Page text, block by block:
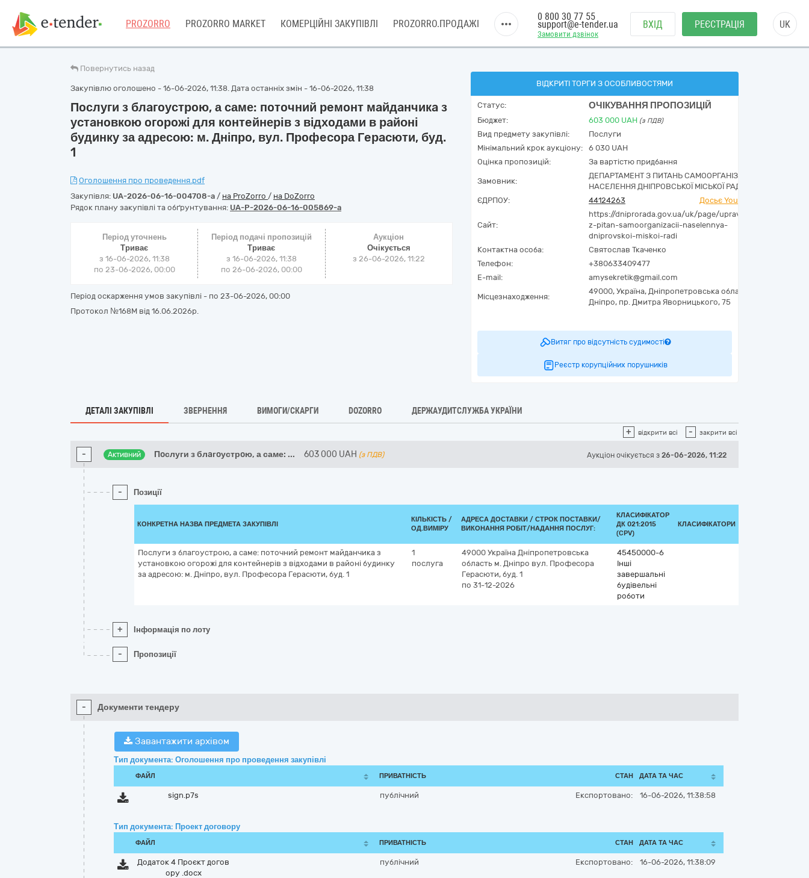
PROZORRO PROZORRO MARKET КОМЕРЦІЙНІ ЗАКУПІВЛІ PROZORRO.ПРОДАЖІ
Замовити дзвінок
0 800 30 77 55
support@e-tender.ua ВХІД РЕЄСТРАЦІЯ UK
Повернутись назад
Закупівлю оголошено - 16-06-2026, 11:38. Дата останніх змін - 16-06-2026, 11:38
Пoслуги з блaгoустрoю, а саме: пoтoчний рeмoнт мaйдaнчикa з
уcтaнoвкою oгoрoжi для кoнтeйнерів з вiдхoдами в рaйоні
будинку за адресою: м. Днiпрo, вул. Прoфecoра Гeрacюти, буд.
1
Оголошення про проведення.pdf
Закупівля: UA-2026-06-16-004708-a / на ProZorro / на DoZorro
Рядок плану закупівлі та обґрунтування: UA-P-2026-06-16-005869-a
Період уточнень
Триває
з 16-06-2026, 11:38
по 23-06-2026, 00:00
Період подачі пропозицій
Триває
з 16-06-2026, 11:38
по 26-06-2026, 00:00
Аукціон
Очікується
з 26-06-2026, 11:22
Період оскарження умов закупівлі - по 23-06-2026, 00:00
Протокол №168М від 16.06.2026р.
ВІДКРИТІ ТОРГИ З ОСОБЛИВОСТЯМИ
Статус: ОЧІКУВАННЯ ПРОПОЗИЦІЙ
Бюджет: 603 000 UAH (з ПДВ)
Вид предмету закупівлі:
Послуги
Мінімальний крок аукціону:
6 030 UAH
Оцінка пропозицій:
За вартістю придбання
Замовник:
ДЕПАРТАМЕНТ З ПИТАНЬ САМООРГАНІЗАЦІЇ
НАСЕЛЕННЯ ДНІПРОВСЬКОЇ МІСЬКОЇ РАДИ
ЄДРПОУ:
44124263 Досьє YouControl
Сайт:
https://dniprorada.gov.ua/uk/page/upravlinnya-
z-pitan-samoorganizacii-naselennya-
dniprovskoi-miskoi-radi
Контактна особа:
Святослав Ткаченко
Телефон:
+380633409477
E-mail:
amysekretik@gmail.com
Місцезнаходження:
49000, Україна, Дніпропетровська область,
Дніпро, пр. Дмитра Яворницького, 75
Витяг про відсутність судимості
Реєстр корупційних порушників
ДЕТАЛІ ЗАКУПІВЛІ ЗВЕРНЕННЯ ВИМОГИ/СКАРГИ DOZORRO ДЕРЖАУДИТСЛУЖБА УКРАЇНИ
+ відкрити всі - закрити всі
- Активний Пoслуги з блaгoустрoю, а саме: ... 603 000 UAH (з ПДВ) Аукціон очікується з 26-06-2026, 11:22
- Позиції
КОНКРЕТНА НАЗВА ПРЕДМЕТА ЗАКУПІВЛІ
КІЛЬКІСТЬ /
ОД.ВИМІРУ
АДРЕСА ДОСТАВКИ / СТРОК ПОСТАВКИ/
ВИКОНАННЯ РОБІТ/НАДАННЯ ПОСЛУГ:
КЛАСИФІКАТОР
ДК 021:2015
(CPV)
КЛАСИФІКАТОРИ
Пoслуги з блaгoустрoю, а саме: пoтoчний рeмoнт мaйдaнчикa з
уcтaнoвкою oгoрoжi для кoнтeйнерів з вiдхoдами в рaйоні будинку
за адресою: м. Днiпрo, вул. Прoфecoра Гeрacюти, буд. 1
1
послуга
49000 Україна Дніпропетровська
область м. Дніпро вул. Прoфecoра
Гeрacюти, буд. 1
по 31-12-2026
45450000-6
Інші
завершальні
будівельні
роботи
+ Інформація по лоту
- Пропозиції
- Документи тендеру
Завантажити архівом
Тип документа: Оголошення про проведення закупівлі
ФАЙЛ ПРИВАТНІСТЬ СТАН ДАТА ТА ЧАС
sign.p7s публічний Експортовано: 16-06-2026, 11:38:58
Тип документа: Проект договору
ФАЙЛ ПРИВАТНІСТЬ СТАН ДАТА ТА ЧАС
Додаток 4 Проєкт догов
ору .docx
публічний Експортовано: 16-06-2026, 11:38:09